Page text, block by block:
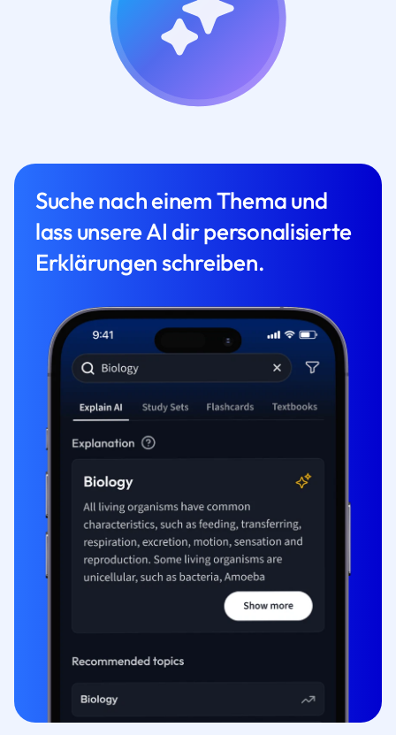
Suche nach einem Thema und
lass unsere AI dir personalisierte
Erklärungen schreiben.